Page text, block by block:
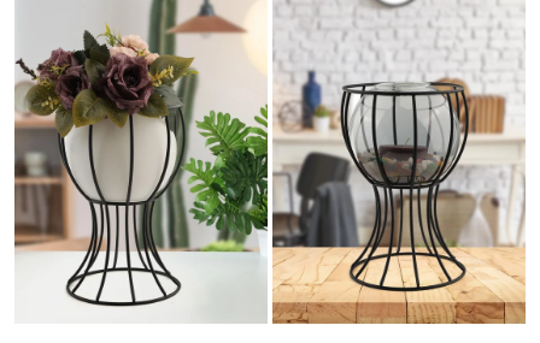
%50İndirim